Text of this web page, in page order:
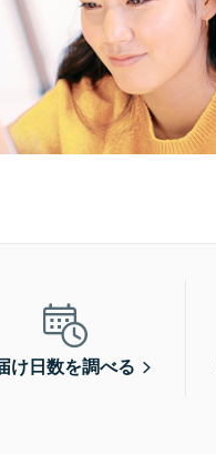
け日数を調べる